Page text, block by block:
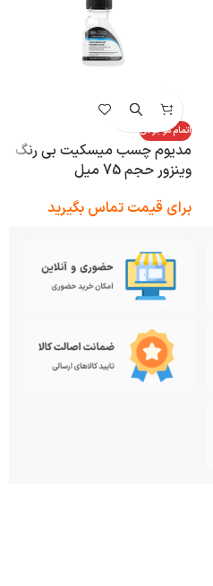
اتمام موجودی
مدیوم چسب میسکیت بی رنگ
وینزور حجم 75 میل
برای قیمت تماس بگیرید